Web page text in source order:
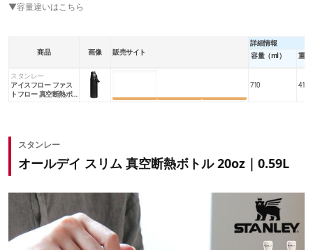
▼容量違いはこちら
商品 画像 販売サイト
詳細情報
容量（ml）
重
スタンレー
アイスフロー ファス
トフロー 真空断熱ボ
710 410
スタンレー
オールデイ スリム 真空断熱ボトル 20oz｜0.59L